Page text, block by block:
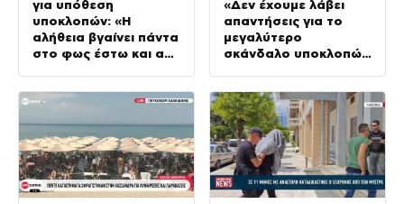
για υπόθεση
υποκλοπών: «Η
αλήθεια βγαίνει πάντα
στο φως έστω και αν
«Δεν έχουμε λάβει
απαντήσεις για το
μεγαλύτερο
σκάνδαλο υποκλοπών